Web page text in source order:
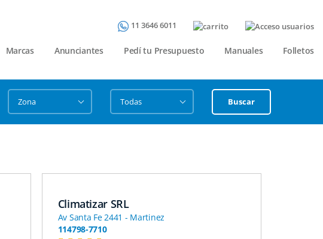
11 3646 6011
Marcas Anunciantes Pedí tu Presupuesto Manuales Folletos
Buscar
Climatizar SRL
Av Santa Fe 2441 - Martinez
114798-7710